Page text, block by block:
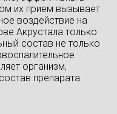
их прием вызывает
воздействие на
Акрустала только
состав не только
организм,
препарата